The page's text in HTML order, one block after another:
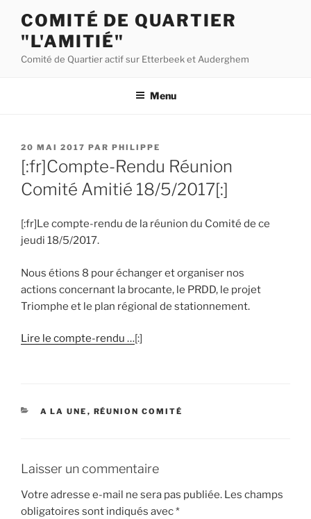
contenu
principal
COMITÉ DE QUARTIER
"L'AMITIÉ"
Comité de Quartier actif sur Etterbeek et Auderghem
Menu
PUBLIÉ
LE
20 MAI 2017 PAR PHILIPPE
[:fr]Compte-Rendu Réunion
Comité Amitié 18/5/2017[:]
[:fr]Le compte-rendu de la réunion du Comité de ce
jeudi 18/5/2017.
Nous étions 8 pour échanger et organiser nos
actions concernant la brocante, le PRDD, le projet
Triomphe et le plan régional de stationnement.
Lire le compte-rendu …[:]
CATÉGORIES
A LA UNE , RÉUNION COMITÉ
Laisser un commentaire
Votre adresse e-mail ne sera pas publiée. Les champs
obligatoires sont indiqués avec*